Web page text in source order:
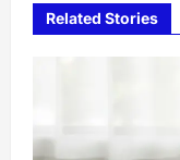
g
i
Related Stories